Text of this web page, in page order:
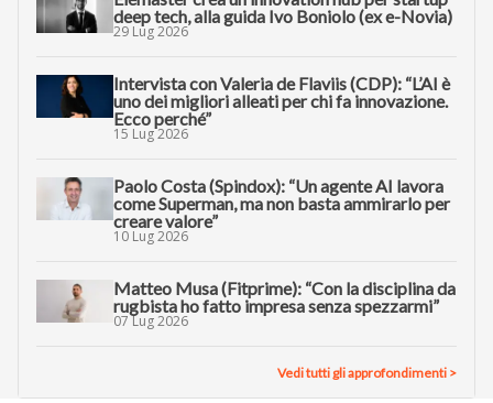
deep tech, alla guida Ivo Boniolo (ex e-Novia)
29 Lug 2026
Intervista con Valeria de Flaviis (CDP): “L’AI è
uno dei migliori alleati per chi fa innovazione.
Ecco perché”
15 Lug 2026
Paolo Costa (Spindox): “Un agente AI lavora
come Superman, ma non basta ammirarlo per
creare valore”
10 Lug 2026
Matteo Musa (Fitprime): “Con la disciplina da
rugbista ho fatto impresa senza spezzarmi”
07 Lug 2026
Vedi tutti gli approfondimenti >